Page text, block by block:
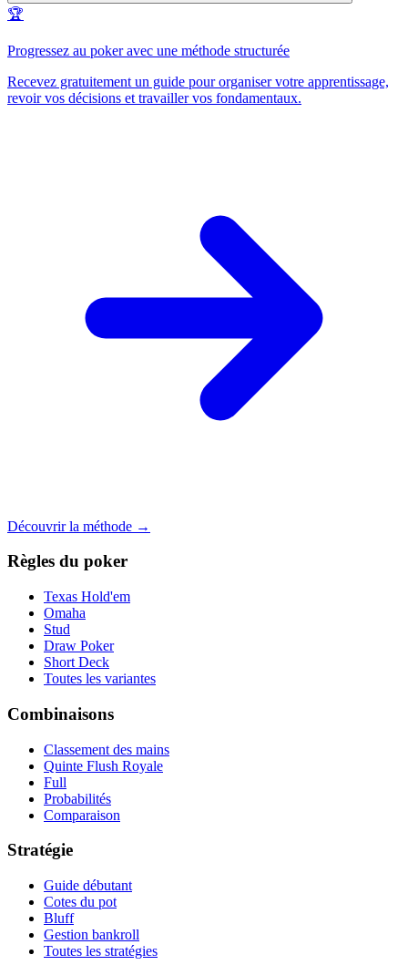
🏆
Progressez au poker avec une méthode structurée
Recevez gratuitement un guide pour organiser votre apprentissage,
revoir vos décisions et travailler vos fondamentaux.
Découvrir la méthode →
Règles du poker
Texas Hold'em
Omaha
Stud
Draw Poker
Short Deck
Toutes les variantes
Combinaisons
Classement des mains
Quinte Flush Royale
Full
Probabilités
Comparaison
Stratégie
Guide débutant
Cotes du pot
Bluff
Gestion bankroll
Toutes les stratégies